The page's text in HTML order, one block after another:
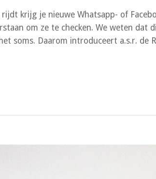
krijg je nieuwe Whatsapp- of
om ze te checken. We weten dat
soms. Daarom introduceert a.s.r. de